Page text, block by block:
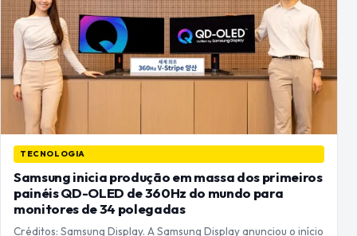
TECNOLOGIA
Samsung inicia produção em massa dos primeiros
painéis QD-OLED de 360Hz do mundo para
monitores de 34 polegadas
Créditos: Samsung Display. A Samsung Display anunciou o início